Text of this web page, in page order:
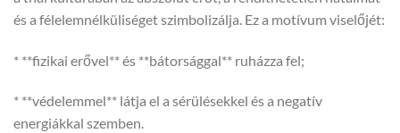
és a félelemnélküliséget szimbolizálja. Ez a motívum viselőjét:
* **fizikai erővel** és **bátorsággal** ruházza fel;
* **védelemmel** látja el a sérülésekkel és a negatív
energiákkal szemben.